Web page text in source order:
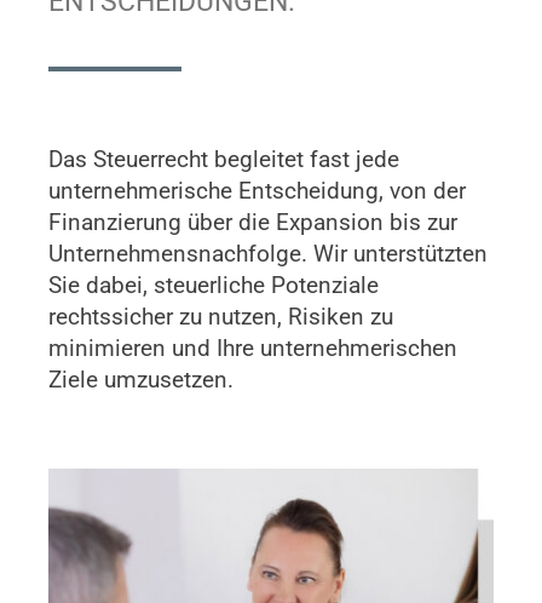
Das Steuerrecht begleitet fast jede
unternehmerische Entscheidung, von der
Finanzierung über die Expansion bis zur
Unternehmens­nachfolge. Wir unterstützten
Sie dabei, steuerliche Potenziale
rechtssicher zu nutzen, Risiken zu
minimieren und Ihre unternehmerischen
Ziele umzusetzen.